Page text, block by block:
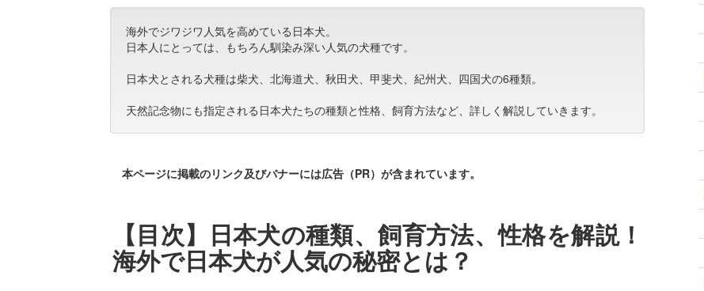
海外でジワジワ人気を高めている日本犬。
日本人にとっては、もちろん馴染み深い人気の犬種です。
日本犬とされる犬種は柴犬、北海道犬、秋田犬、甲斐犬、紀州犬、四国犬の6種類。
天然記念物にも指定される日本犬たちの種類と性格、飼育方法など、詳しく解説していきます。
本ページに掲載のリンク及びバナーには広告（PR）が含まれています。
【目次】日本犬の種類、飼育方法、性格を解説！
海外で日本犬が人気の秘密とは？